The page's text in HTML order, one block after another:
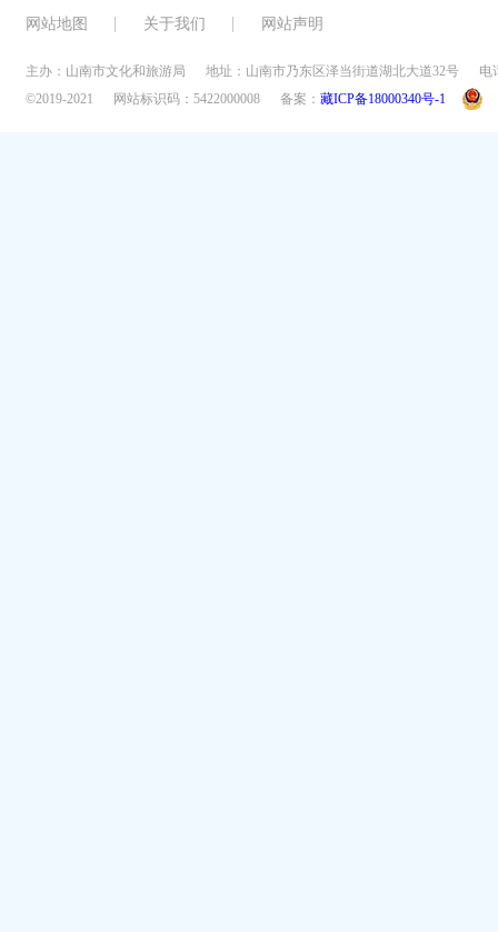
网站地图 关于我们 网站声明
主办：山南市文化和旅游局 地址：山南市乃东区泽当街道湖北大道32号
电
©2019-2021
网站标识码：5422000008 备案： 藏ICP备18000340号-1